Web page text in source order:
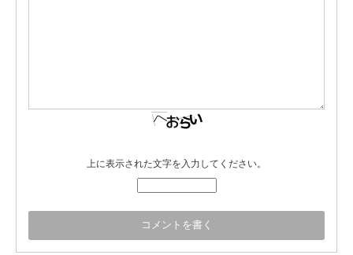
上に表示された文字を入力してください。